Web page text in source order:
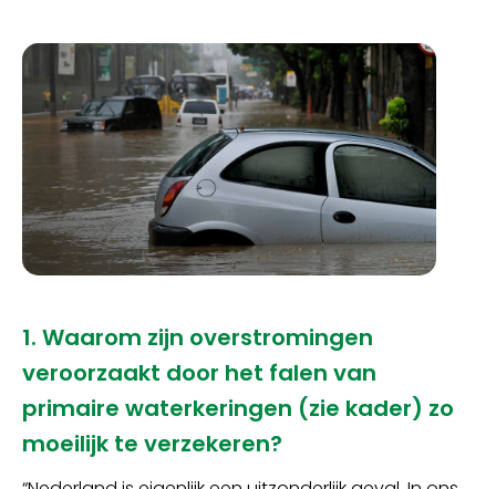
1. Waarom zijn overstromingen
veroorzaakt door het falen van
primaire waterkeringen (zie kader) zo
moeilijk te verzekeren?